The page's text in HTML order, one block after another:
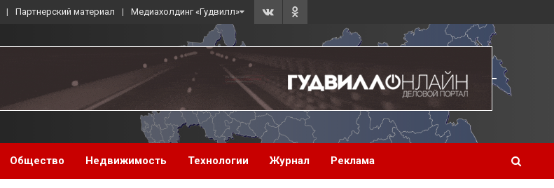
Партнерский материал Медиахолдинг «Гудвилл»
Общество Недвижимость Технологии Журнал Реклама